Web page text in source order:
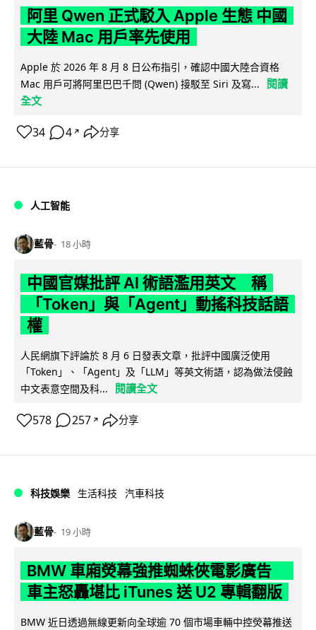
阿里 Qwen 正式駁入 Apple 生態 中國
大陸 Mac 用戶率先使用
Apple 於 2026 年 8 月 8 日公布指引，確認中國大陸合資格
Mac 用戶可將阿里巴巴千問 (Qwen) 接駁至 Siri 及寫...
閱讀
全文
34 4 ↗ 分享
人工智能
藍骨 18 小時
中國官媒批評 AI 術語濫用英文 稱
「Token」與「Agent」動搖科技話語
權
人民網旗下評論於 8 月 6 日發表文章，批評中國廣泛使用
「Token」、「Agent」及「LLM」等英文術語，認為做法侵蝕
中文表意空間及科...
閱讀全文
578 257 ↗ 分享
科技娛樂 生活科技 汽車科技
藍骨 19 小時
BMW 車廂熒幕強推蜘蛛俠電影廣告
車主怒轟堪比 iTunes 送 U2 專輯翻版
BMW 近日透過無線更新向全球逾 70 個市場車輛中控熒幕推送